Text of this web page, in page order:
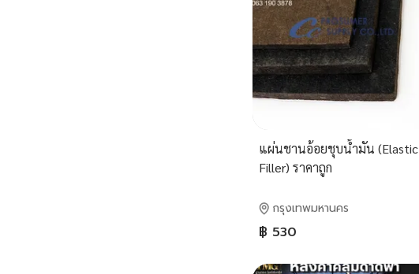
แผ่นชานอ้อยชุบน้ำมัน (Elastic
Filler) ราคาถูก
กรุงเทพมหานคร
฿ 530